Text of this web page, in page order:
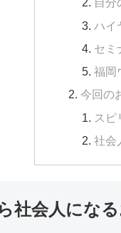
ハイ
セミ
福岡
今回の
スピ
社会
社会人にな